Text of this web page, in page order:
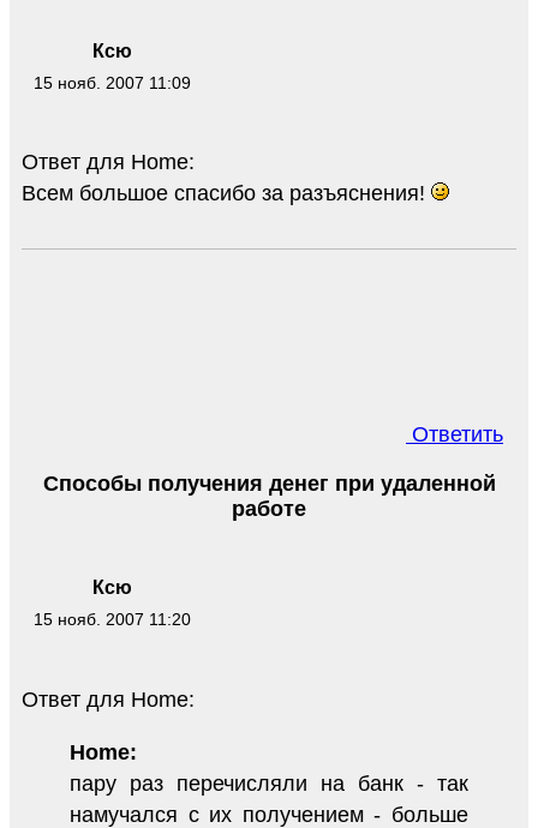
Ксю
15 нояб. 2007 11:09
Ответ для Home:
Всем большое спасибо за разъяснения!
Ответить
Ксю
15 нояб. 2007 11:20
Способы получения денег при удаленной
работе
Ответ для Home:
Home:
пару раз перечисляли на банк - так
намучался с их получением - больше